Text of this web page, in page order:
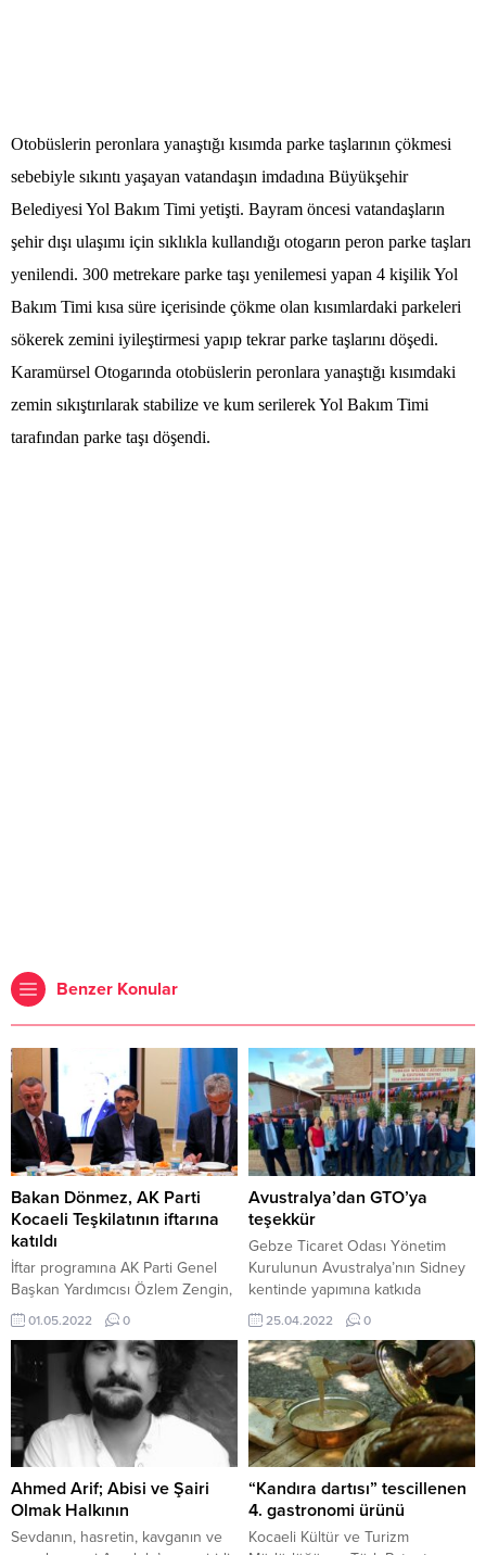
Otobüslerin peronlara yanaştığı kısımda parke taşlarının çökmesi
sebebiyle sıkıntı yaşayan vatandaşın imdadına Büyükşehir
Belediyesi Yol Bakım Timi yetişti. Bayram öncesi vatandaşların
şehir dışı ulaşımı için sıklıkla kullandığı otogarın peron parke taşları
yenilendi. 300 metrekare parke taşı yenilemesi yapan 4 kişilik Yol
Bakım Timi kısa süre içerisinde çökme olan kısımlardaki parkeleri
sökerek zemini iyileştirmesi yapıp tekrar parke taşlarını döşedi.
Karamürsel Otogarında otobüslerin peronlara yanaştığı kısımdaki
zemin sıkıştırılarak stabilize ve kum serilerek Yol Bakım Timi
tarafından parke taşı döşendi.
Benzer Konular
Bakan Dönmez, AK Parti
Kocaeli Teşkilatının iftarına
katıldı
İftar programına AK Parti Genel
Başkan Yardımcısı Özlem Zengin,
AK Parti Kocaeli milletvekilleri
Emine Zeybek, Radiye Sezer
Katırcıoğlu, İlyas Şeker, Sami
Çakır, Mehmet Akif Yılmaz ve
Cemil Yaman, Kocaeli Büyükşehir
Belediye Başkanı Tahir
Büyükakın, AK Parti İl Başkanı
Mehmet Ellibeş ile teşkilat
mensupları katıldı. Bakan
Dönmez, AK Parti’nin kurulduğu
günden...
01.05.2022 0
Avustralya’dan GTO’ya
teşekkür
Gebze Ticaret Odası Yönetim
Kurulunun Avustralya’nın Sidney
kentinde yapımına katkıda
bulundukları ve 2020’de açılışı
gerçekleşen Atatürk büstünün
önünde, 23 Nisan Ulusal
Egemenlik ve Çocuk Bayramı
kutlaması gerçekleşti.
Gerçekleşen kutlamaya çok
sayıda kişi katılırken Gebze
Ticaret Odası’na da böyle anlamlı
bir destekte bulunması dolayısıyla
teşekkür edildi. Kutlamaya
katılanlar Atatürk büstünün
önünde...
25.04.2022 0
Ahmed Arif; Abisi ve Şairi
Olmak Halkının
Sevdanın, hasretin, kavganın ve
“Kandıra dartısı” tescillenen
4. gastronomi ürünü
Kocaeli Kültür ve Turizm